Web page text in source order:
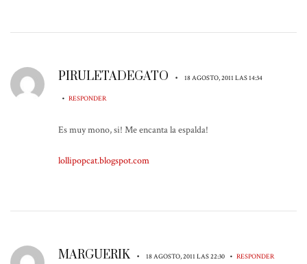
PIRULETADEGATO • 18 AGOSTO, 2011 LAS 14:34
• RESPONDER
Es muy mono, si! Me encanta la espalda!
lollipopcat.blogspot.com
MARGUERIK • 18 AGOSTO, 2011 LAS 22:30 • RESPONDER